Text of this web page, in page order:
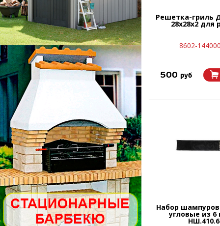
Решетка-гриль
28х28х2 для
8602-
500 руб
Набор шампуров
угловые из 6
НШ.410.6